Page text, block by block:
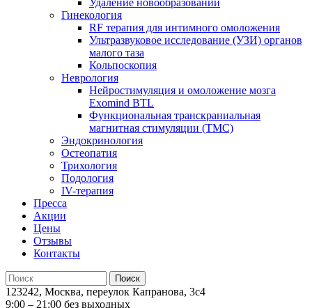
Удаление новообразований
Гинекология
RF терапия для интимного омоложения
Ультразвуковое исследование (УЗИ) органов
малого таза
Кольпоскопия
Неврология
Нейростимуляция и омоложение мозга
Exomind BTL
Функциональная транскраниальная
магнитная стимуляции (ТМС)
Эндокринология
Остеопатия
Трихология
Подология
IV-терапия
Пресса
Акции
Цены
Отзывы
Контакты
123242, Москва, переулок Капранова, 3с4
9:00 – 21:00 без выходных